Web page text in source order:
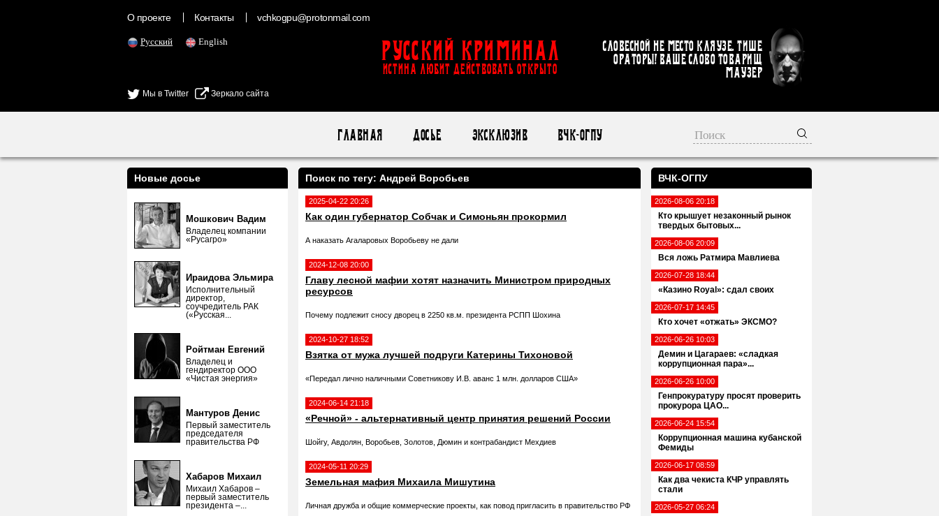
О проекте Контакты vchkogpu@protonmail.com
Русский English
Мы в Twitter Зеркало сайта
Русский Криминал
ИСТИНА ЛЮБИТ ДЕЙСТВОВАТЬ ОТКРЫТО
Словесной не место кляузе. Тише
ораторы! Ваше слово товарищ
Маузер
Главная Досье Эксклюзив ВЧК-ОГПУ
ВЧК-ОГПУ
2026-08-06 20:18
Кто крышует незаконный рынок
твердых бытовых...
2026-08-06 20:09
Вся ложь Ратмира Мавлиева
2026-07-28 18:44
«Казино Royal»: сдал своих
2026-07-17 14:45
Кто хочет «отжать» ЭКСМО?
2026-06-26 10:03
Демин и Цагараев: «сладкая
коррупционная пара»...
2026-06-26 10:00
Генпрокуратуру просят проверить
прокурора ЦАО...
2026-06-24 15:54
Коррупционная машина кубанской
Фемиды
2026-06-17 08:59
Как два чекиста КЧР управлять
стали
2026-05-27 06:24
Новые досье
Мошкович Вадим
Владелец компании
«Русагро»
Ираидова Эльмира
Исполнительный
директор,
соучредитель РАК
(«Русская...
Ройтман Евгений
Владелец и
гендиректор ООО
«Чистая энергия»
Мантуров Денис
Первый заместитель
председателя
правительства РФ
Хабаров Михаил
Михаил Хабаров –
первый заместитель
президента –...
Поиск по тегу: Андрей Воробьев
2025-04-22 20:26
Как один губернатор Собчак и Симоньян прокормил
А наказать Агаларовых Воробьеву не дали
2024-12-08 20:00
Главу лесной мафии хотят назначить Министром природных
ресурсов
Почему подлежит сносу дворец в 2250 кв.м. президента РСПП Шохина
2024-10-27 18:52
Взятка от мужа лучшей подруги Катерины Тихоновой
«Передал лично наличными Советникову И.В. аванс 1 млн. долларов США»
2024-06-14 21:18
«Речной» - альтернативный центр принятия решений России
Шойгу, Авдолян, Воробьев, Золотов, Дюмин и контрабандист Мехдиев
2024-05-11 20:29
Земельная мафия Михаила Мишутина
Личная дружба и общие коммерческие проекты, как повод пригласить в правительство РФ